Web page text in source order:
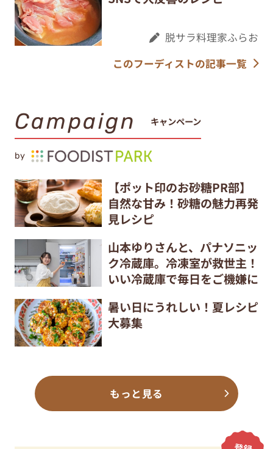
脱サラ料理家ふらお
このフーディストの記事一覧
Campaign キャンペーン
by
【ポット印のお砂糖PR部】
自然な甘み！砂糖の魅力再発
見レシピ
山本ゆりさんと、パナソニッ
ク冷蔵庫。冷凍室が救世主！
いい冷蔵庫で毎日をご機嫌に
暑い日にうれしい！夏レシピ
大募集
もっと見る